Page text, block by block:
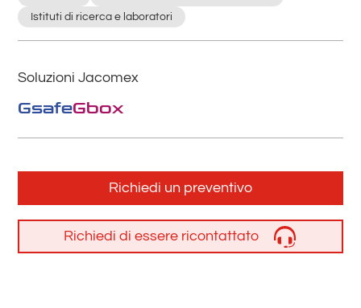
Istituti di ricerca e laboratori
Soluzioni Jacomex
GsafeGbox
Richiedi un preventivo
Richiedi di essere ricontattato